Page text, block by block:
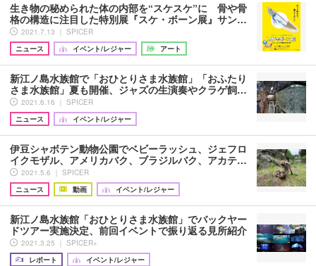
生き物の秘められた体の内部を“スケスケ”に 骨や骨
格の構造に注目した特別展『スケ・ボーン展』サン…
2021.7.13 ｜ SPICER
ニュース
イベント/レジャー アート
新江ノ島水族館で「おひとりさま水族館」「おふたり
さま水族館」夏も開催、ジャズの生演奏やクラゲ飼…
2021.6.16 ｜ SPICER
ニュース
イベント/レジャー
伊豆シャボテン動物公園でベビーラッシュ、ジェフロ
イクモザル、アメリカバク、ブラジルバク、アカテ…
2021.5.6 ｜ SPICER
ニュース
動画 イベント/レジャー
新江ノ島水族館「おひとりさま水族館」でバックヤー
ドツアー実施決定、前回イベントで振り返る見所紹介
2021.3.25 ｜ SPICER+
レポート
イベント/レジャー